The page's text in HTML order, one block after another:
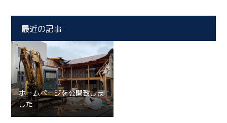
最近の記事
ホームページを公開致しま
した